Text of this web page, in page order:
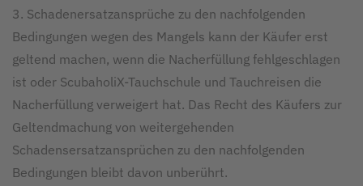
3. Schadenersatzansprüche zu den nachfolgenden
Bedingungen wegen des Mangels kann der Käufer erst
geltend machen, wenn die Nacherfüllung fehlgeschlagen
ist oder ScubaholiX-Tauchschule und Tauchreisen die
Nacherfüllung verweigert hat. Das Recht des Käufers zur
Geltendmachung von weitergehenden
Schadensersatzansprüchen zu den nachfolgenden
Bedingungen bleibt davon unberührt.